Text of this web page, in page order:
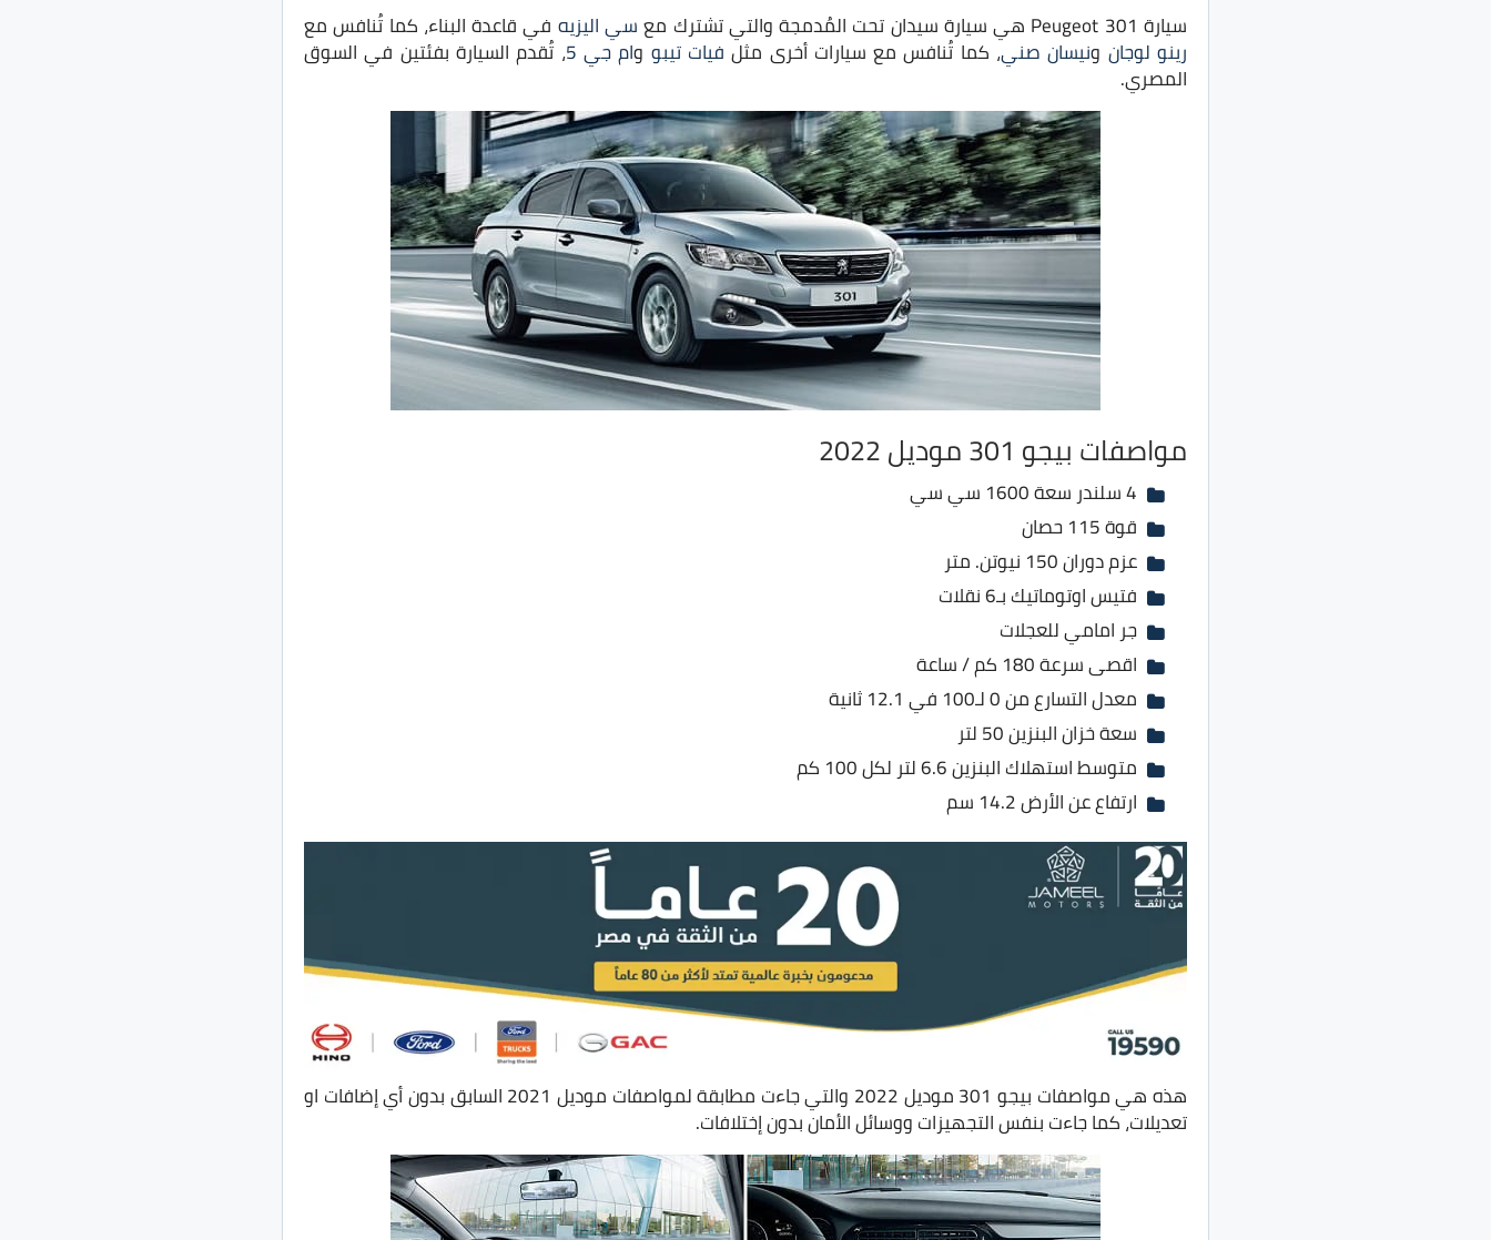
سيارة Peugeot 301 هي سيارة سيدان تحت المُدمجة والتي تشترك مع
سي اليزيه في قاعدة البناء، كما تُنافس مع
رينو لوجان ونيسان صني، كما تُنافس مع سيارات أخرى مثل فيات تيبو وام جي 5 ، تُقدم السيارة بفئتين في السوق
المصري.
مواصفات بيجو 301 موديل 2022
4 سلندر سعة 1600 سي سي
قوة 115 حصان
عزم دوران 150 نيوتن. متر
فتيس اوتوماتيك بـ6 نقلات
جر امامي للعجلات
اقصى سرعة 180 كم / ساعة
معدل التسارع من 0 لـ100 في 12.1 ثانية
سعة خزان البنزين 50 لتر
متوسط استهلاك البنزين 6.6 لتر لكل 100 كم
ارتفاع عن الأرض 14.2 سم
هذه هي مواصفات بيجو 301 موديل 2022 والتي جاءت مطابقة لمواصفات موديل 2021 السابق بدون أي إضافات او
تعديلات، كما جاءت بنفس التجهيزات ووسائل الأمان بدون إختلافات.